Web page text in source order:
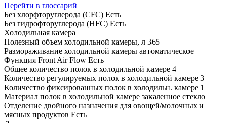
Перейти в глоссарий
Без хлорфторуглерода (CFC) Есть
Без гидрофторуглерода (HFC) Есть
Холодильная камера
Полезный объем холодильной камеры, л 365
Размораживание холодильной камеры автоматическое
Функция Front Air Flow Есть
Общее количество полок в холодильной камере 4
Количество регулируемых полок в холодильной камере 3
Количество фиксированных полок в холодильн. камере 1
Материал полок в холодильной камере закаленное стекло
Отделение двойного назначения для овощей/молочных и
мясных продуктов Есть